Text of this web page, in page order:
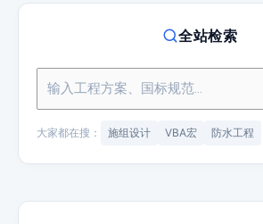
全站检索
大家都在搜： 施组设计 VBA宏 防水工程